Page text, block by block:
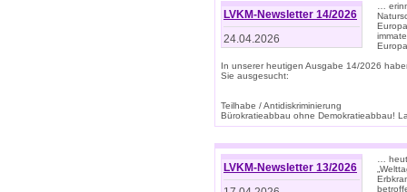
LVKM-Newsletter 14/2026
24.04.2026
…
In unserer heutigen Ausgabe 14/2026
Sie ausgesucht:
Teilhabe / Antidiskriminierung
Bürokratieabbau ohne Demokratieabbau!
LVKM-Newsletter 13/2026
…